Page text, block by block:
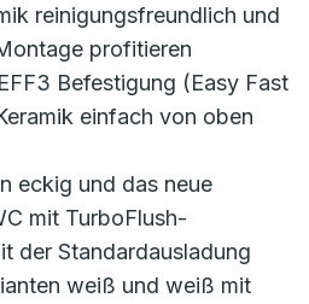
reinigungsfreundlich und
profitieren
Befestigung (Easy Fast
einfach von oben
eckig und das neue
mit TurboFlush-
der Standardausladung
weiß und weiß mit